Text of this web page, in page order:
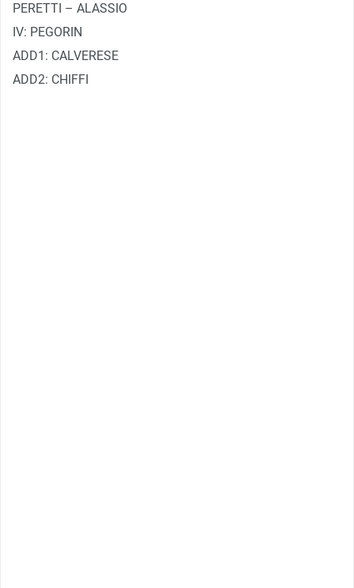
PERETTI – ALASSIO
IV: PEGORIN
ADD1: CALVERESE
ADD2: CHIFFI